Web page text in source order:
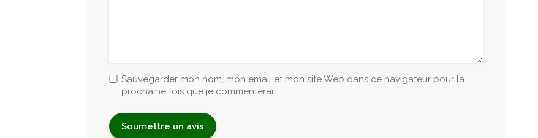
Sauvegarder mon nom, mon email et mon site Web dans ce navigateur pour la
prochaine fois que je commenterai.